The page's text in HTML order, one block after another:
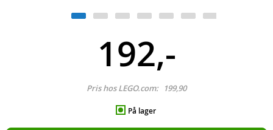
192,-
Pris hos LEGO.com: 199,90
På lager